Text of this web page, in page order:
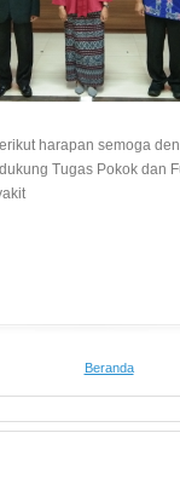
harapan semoga
Tugas Pokok dan
Beranda